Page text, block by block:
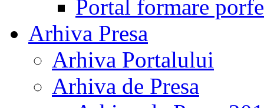
Portal formare
Arhiva Presa
Arhiva Portalului
Arhiva de Presa